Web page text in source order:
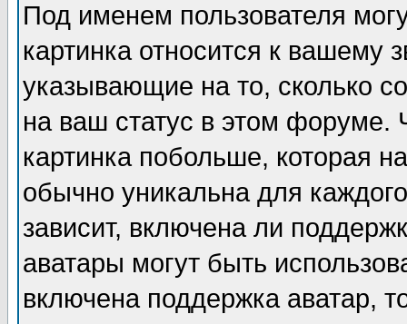
Под именем пользователя
картинка относится к вашему
указывающие на то, сколько
на ваш статус в этом форуме.
картинка побольше, которая
обычно уникальна для
зависит, включена ли
аватары могут быть
включена поддержка аватар,